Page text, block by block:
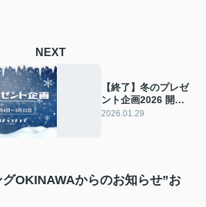
NEXT
【終了】冬のプレゼ
ント企画2026 開催
中です！
2026.01.29
OKINAWAからのお知らせ”お